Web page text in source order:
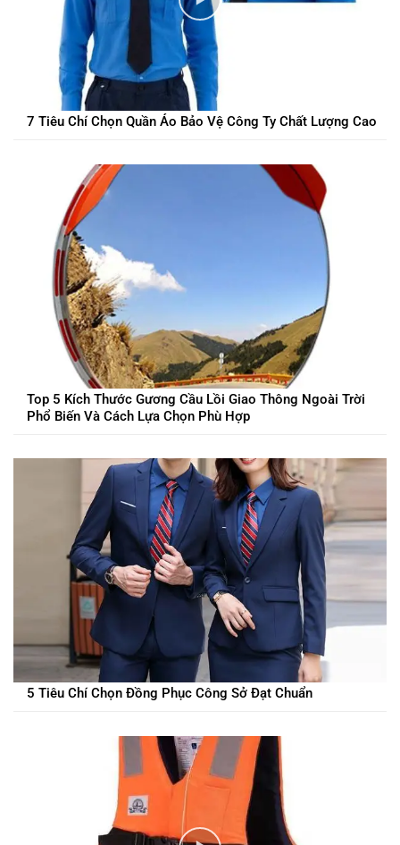
7 Tiêu Chí Chọn Quần Áo Bảo Vệ Công Ty Chất Lượng Cao
Top 5 Kích Thước Gương Cầu Lồi Giao Thông Ngoài Trời
Phổ Biến Và Cách Lựa Chọn Phù Hợp
5 Tiêu Chí Chọn Đồng Phục Công Sở Đạt Chuẩn